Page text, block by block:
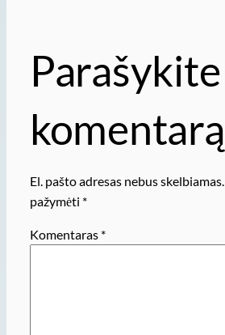
Parašykite
komentarą
El. pašto adresas nebus skelbiamas.
pažymėti *
Komentaras *